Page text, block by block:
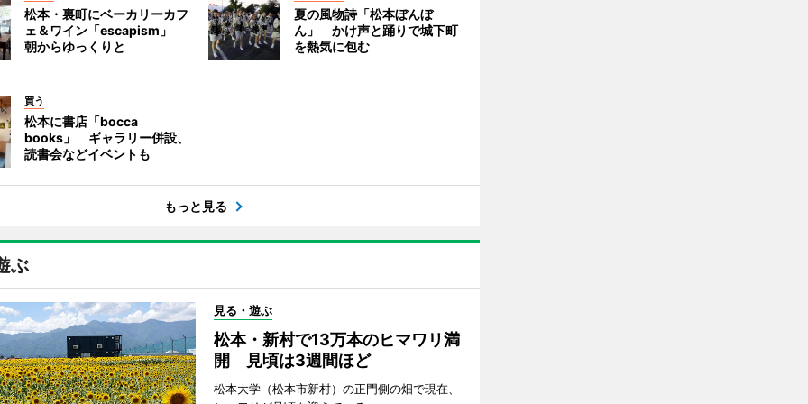
松本・裏町にベーカリーカフ
ェ＆ワイン「escapism」
朝からゆっくりと
夏の風物詩「松本ぼんぼ
ん」 かけ声と踊りで城下町
を熱気に包む
買う
松本に書店「bocca
books」 ギャラリー併設、
読書会などイベントも
もっと見る
ぶ
見る・遊ぶ
松本・新村で13万本のヒマワリ満
開 見頃は3週間ほど
松本大学（松本市新村）の正門側の畑で現在、